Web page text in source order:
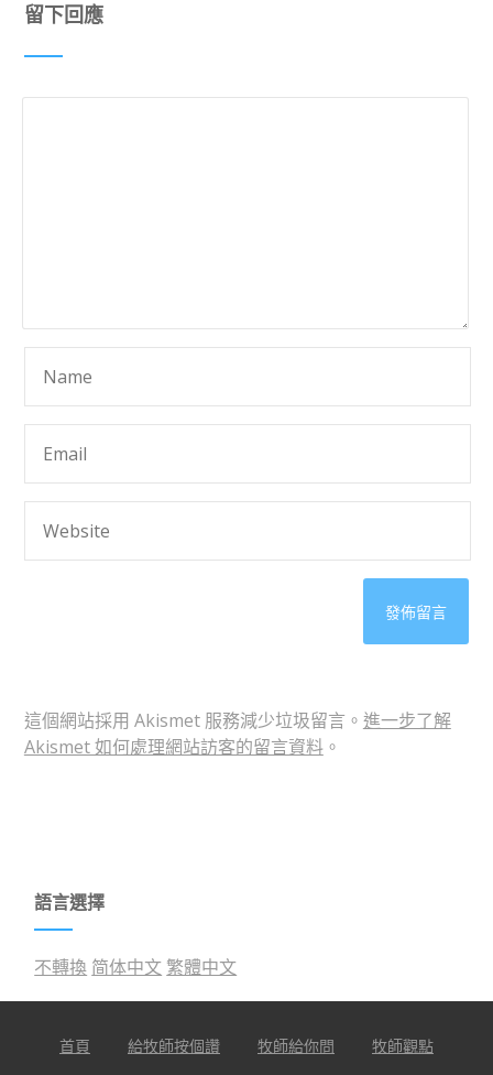
留下回應
這個網站採用 Akismet 服務減少垃圾留言。 進一步了解
Akismet 如何處理網站訪客的留言資料。
語言選擇
不轉換 简体中文 繁體中文
首頁 給牧師按個讚 牧師給你問 牧師觀點